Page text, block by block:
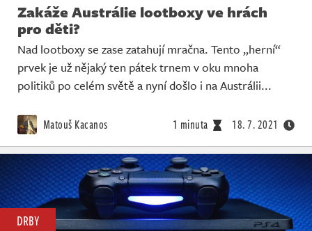
Zakáže Austrálie lootboxy ve hrách
pro děti?
Nad lootboxy se zase zatahují mračna. Tento „herní“
prvek je už nějaký ten pátek trnem v oku mnoha
politiků po celém světě a nyní došlo i na Austrálii...
Matouš Kacanos 1 minuta 18. 7. 2021
DRBY